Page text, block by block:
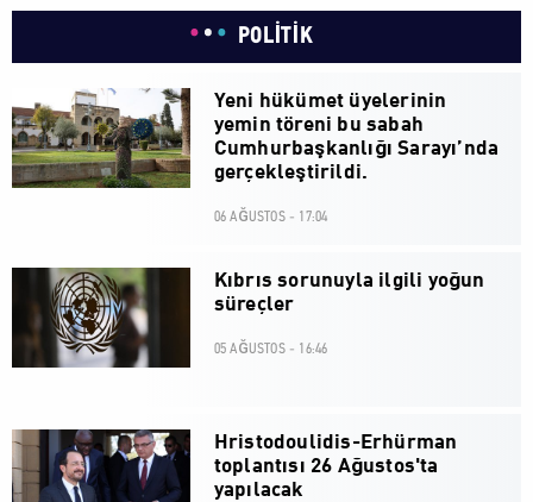
POLİTİK
Yeni hükümet üyelerinin
yemin töreni bu sabah
Cumhurbaşkanlığı Sarayı’nda
gerçekleştirildi.
06 AĞUSTOS - 17:04
Kıbrıs sorunuyla ilgili yoğun
süreçler
05 AĞUSTOS - 16:46
Hristodoulidis-Erhürman
toplantısı 26 Ağustos'ta
yapılacak